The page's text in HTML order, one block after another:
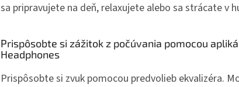
sa pripravujete na deň, relaxujete alebo sa strácate v
Prispôsobte si zážitok z počúvania pomocou
Headphones
Prispôsobte si zvuk pomocou predvolieb ekvalizéra.